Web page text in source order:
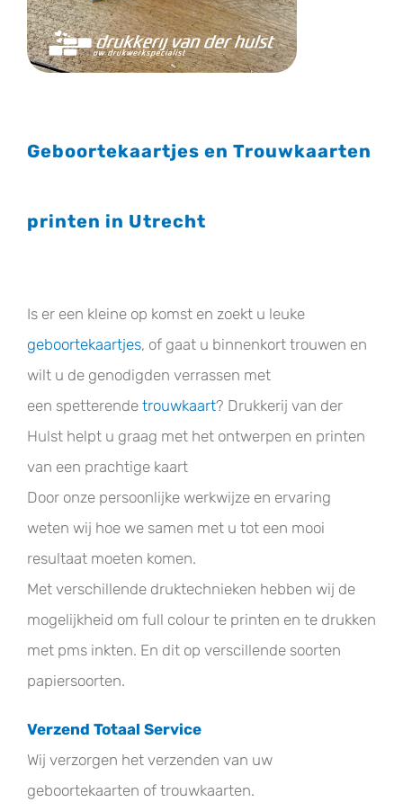
Geboortekaartjes en Trouwkaarten
printen in Utrecht
Is er een kleine op komst en zoekt u leuke
geboortekaartjes, of gaat u binnenkort trouwen en
wilt u de genodigden verrassen met
een spetterende trouwkaart? Drukkerij van der
Hulst helpt u graag met het ontwerpen en printen
van een prachtige kaart
Door onze persoonlijke werkwijze en ervaring
weten wij hoe we samen met u tot een mooi
resultaat moeten komen.
Met verschillende druktechnieken hebben wij de
mogelijkheid om full colour te printen en te drukken
met pms inkten. En dit op verscillende soorten
papiersoorten.
Verzend Totaal Service
Wij verzorgen het verzenden van uw
geboortekaarten of trouwkaarten.